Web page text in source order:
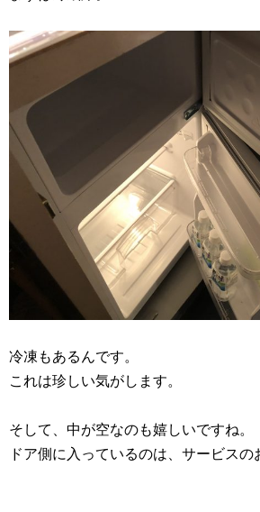
冷凍もあるんです。
これは珍しい気がします。
そして、中が空なのも嬉しいですね。
ドア側に入っているのは、サービスの